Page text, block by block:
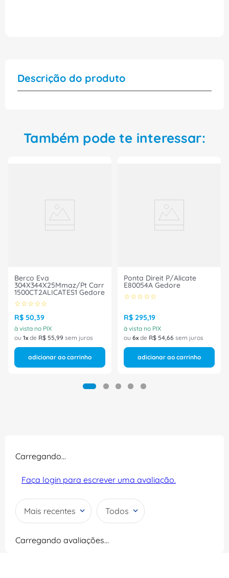
Descrição do produto
Também pode te interessar:
Berco Eva
304X344X25Mmaz/Pt Carr
1500CT2ALICATES1 Gedore
☆☆☆☆☆
R$ 50,39
à vista no PIX
ou 1 de R$ 55,99 sem juros
adicionar ao carrinho
Ponta Direit P/Alicate
E80054A Gedore
☆☆☆☆☆
R$ 295,19
à vista no PIX
ou 6 de R$ 54,66 sem juros
adicionar ao carrinho
Carregando…
Faça login para escrever uma avaliação.
Mais recentes Todos
Carregando avaliações…